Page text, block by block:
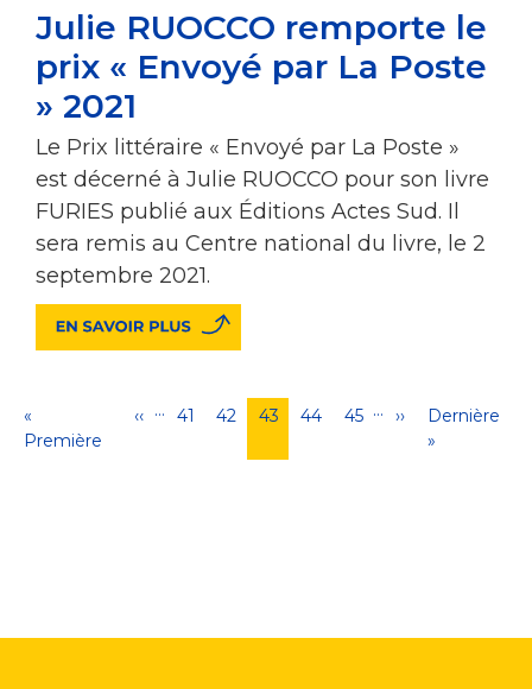
Julie RUOCCO remporte le
prix « Envoyé par La Poste
» 2021
Le Prix littéraire « Envoyé par La Poste »
est décerné à Julie RUOCCO pour son livre
FURIES publié aux Éditions Actes Sud. Il
sera remis au Centre national du livre, le 2
septembre 2021.
Pagination
Première
page
«
Première
Page
‹‹ … Page
41 Page
42
Page
43 Page
44 Page
45 …
Page
suivante
››
Dernière
page
Dernière
»